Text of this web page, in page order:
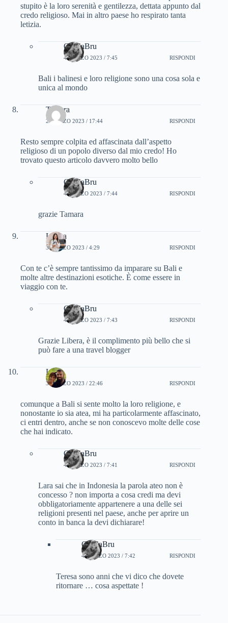
stupito è la loro serenità e gentilezza, dettata appunto dal
credo religioso. Mai in altro paese ho respirato tanta
letizia.
CinziaBru
4 MARZO 2023 / 7:45 RISPONDI
Bali i balinesi e loro religione sono una cosa sola e
unica al mondo
Tamara
2 MARZO 2023 / 17:44 RISPONDI
Resto sempre colpita ed affascinata dall’aspetto
religioso di un popolo diverso dal mio credo! Ho
trovato questo articolo davvero molto bello
CinziaBru
4 MARZO 2023 / 7:44 RISPONDI
grazie Tamara
Libera
3 MARZO 2023 / 4:29 RISPONDI
Con te c’è sempre tantissimo da imparare su Bali e
molte altre destinazioni esotiche. È come essere in
viaggio con te.
CinziaBru
4 MARZO 2023 / 7:43 RISPONDI
Grazie Libera, è il complimento più bello che si
può fare a una travel blogger
Lara
3 MARZO 2023 / 22:46 RISPONDI
comunque a Bali si sente molto la loro religione, e
nonostante io sia atea, mi ha particolarmente affascinato,
ci entri dentro, anche se non conoscevo molte delle cose
che hai indicato.
CinziaBru
4 MARZO 2023 / 7:41 RISPONDI
Lara sai che in Indonesia la parola ateo non è
concesso ? non importa a cosa credi ma devi
obbligatoriamente appartenere a una delle sei
religioni presenti nel paese, anche per aprire un
conto in banca la devi dichiarare!
CinziaBru
4 MARZO 2023 / 7:42 RISPONDI
Teresa sono anni che vi dico che dovete
ritornare … cosa aspettate !